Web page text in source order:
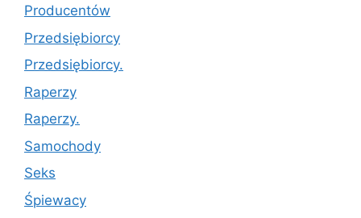
Producentów
Przedsiębiorcy
Przedsiębiorcy.
Raperzy
Raperzy.
Samochody
Seks
Śpiewacy